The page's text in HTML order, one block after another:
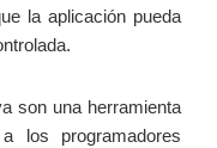
la aplicación pueda
son una herramienta
los programadores